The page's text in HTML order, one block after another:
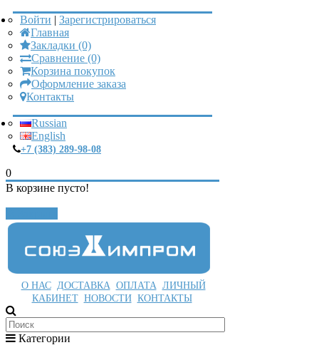
Войти | Зарегистрироваться
Главная
Закладки (0)
Сравнение (0)
Корзина покупок
Оформление заказа
Контакты
Russian
English
+7 (383) 289-98-08
0
В корзине пусто!
О НАС ДОСТАВКА ОПЛАТА ЛИЧНЫЙ
КАБИНЕТ НОВОСТИ КОНТАКТЫ
Категории